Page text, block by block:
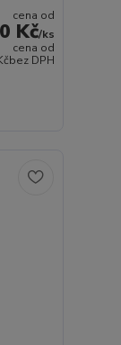
cena od
Kč/ks
cena od
bez DPH